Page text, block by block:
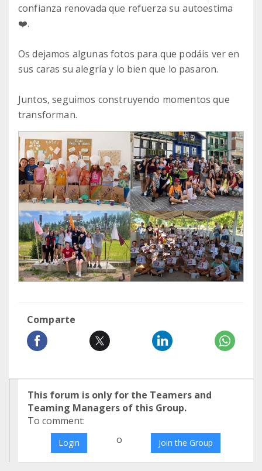
confianza renovada que refuerza su autoestima
❤️.
Os dejamos algunas fotos para que podáis ver en
sus caras su alegría y lo bien que lo pasaron.
Juntos, seguimos construyendo momentos que
transforman.
Comparte
This forum is only for the Teamers and
Teaming Managers of this Group.
To comment:
Login o Join the Group